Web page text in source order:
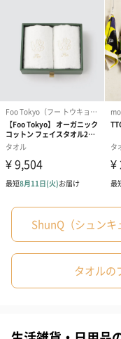
瞬く間に水を吸う、使
の本物のタオルをぜひ
成分/原材料
綿100%
幅・奥行き・
高さ(外装)
外装の形状
透明袋
重さ/内容量
255g
お届け内容
サイズ/寸法
商品サ
ShunQ（シュンキ
タオルの